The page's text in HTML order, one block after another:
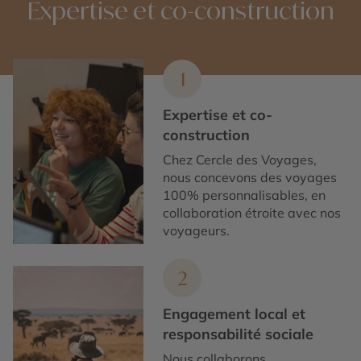
Expertise et co-construction
1
Expertise et co-
construction
Chez Cercle des Voyages,
nous concevons des voyages
100% personnalisables, en
collaboration étroite avec nos
voyageurs.
2
Engagement local et
responsabilité sociale